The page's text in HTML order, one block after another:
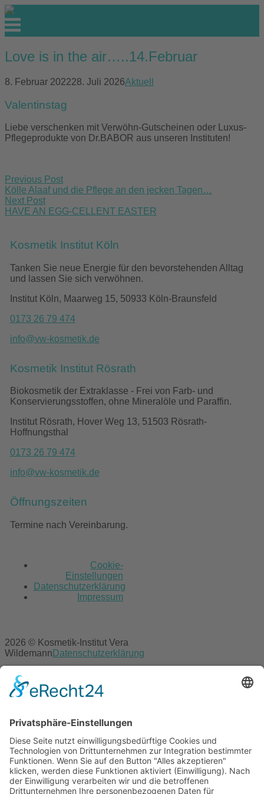
Skip
to
content
Menu
Love is in the air…..14.Februar
8. Februar 202228. Juli 2026Aktuell
Valentinstag
Liebe verschenken mit Verwöhn-Gutscheinen oder Luxus-
Pflegeprodukte von Dr.BABOR aus unseren Instituten!
navigation
Previous Post
Kölle Alaaf und die Pflege an den jecken Tagen…
Next Post
HAVE AN EGG-CELLENT EASTER
Kosmetik Institut Köln
Tanken Sie neue Energie für den bevorstehenden Alltag
und lassen Sie sich verwöhnen.
Institut Köln, Maarweg 15, 50933 Köln-Braunsfeld
0173 26 79 474
info@vw-kosmetik.de
Kosmetik Institut Rösrath
Biokosmetik der Extraklasse - Frei von Farb- und
Konservierungsstoffen, ohne Mineralöle und Paraffin.
Institut Rösrath, Hover Weg 13, 51503 Rösrath-
Hoffnungsthal
0173 26 79 474
info@vw-kosmetik.de
Öffnungszeiten
Termine nach Vereinbarung.
Cookie-
Einstellungen
Datenschutzerklärung
Impressum
2026 © Kosmetik-Institut Vera
Wildemann Datenschutzerklärung
Datenschutzerklärung
Impressum
to
top